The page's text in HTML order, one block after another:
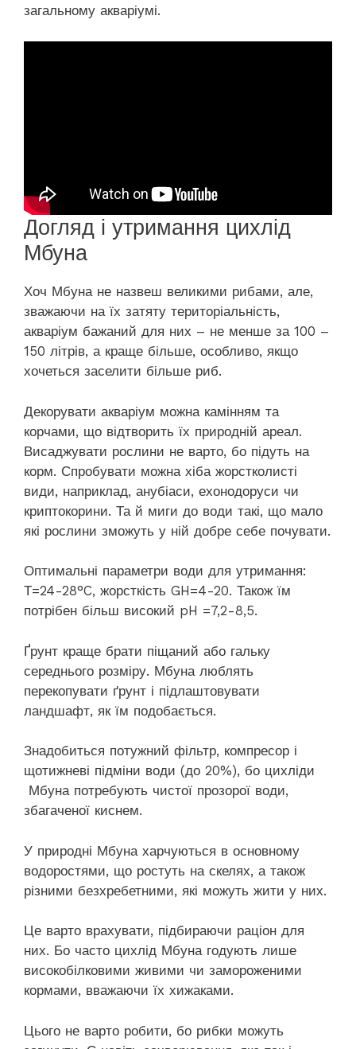
загальному акваріумі.
Догляд і утримання цихлід
Мбуна
Хоч Мбуна не назвеш великими рибами, але,
зважаючи на їх затяту територіальність,
акваріум бажаний для них – не менше за 100 –
150 літрів, а краще більше, особливо, якщо
хочеться заселити більше риб.
Декорувати акваріум можна камінням та
корчами, що відтворить їх природній ареал.
Висаджувати рослини не варто, бо підуть на
корм. Спробувати можна хіба жорстколисті
види, наприклад, анубіаси, ехонодоруси чи
криптокорини. Та й миги до води такі, що мало
які рослини зможуть у ній добре себе почувати.
Оптимальні параметри води для утримання:
Т=24-28°C, жорсткість GH=4-20. Також їм
потрібен більш високий pH =7,2-8,5.
Ґрунт краще брати піщаний або гальку
середнього розміру. Мбуна люблять
перекопувати ґрунт і підлаштовувати
ландшафт, як їм подобається.
Знадобиться потужний фільтр, компресор і
щотижневі підміни води (до 20%), бо цихліди
Мбуна потребують чистої прозорої води,
збагаченої киснем.
У природні Мбуна харчуються в основному
водоростями, що ростуть на скелях, а також
різними безхребетними, які можуть жити у них.
Це варто врахувати, підбираючи раціон для
них. Бо часто цихлід Мбуна годують лише
високобілковими живими чи замороженими
кормами, вважаючи їх хижаками.
Цього не варто робити, бо рибки можуть